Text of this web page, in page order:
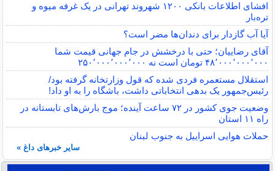
افشای اطلاعات بانکی ۱۲۰۰ شهروند تهرانی در یک غرفه میوه و
تره‌بار
آیا آب گازدار برای دندان‌ها مضر است؟
آقای رضاییان؛ حتی با درخشش در جام جهانی قیمت شما
۴۸٬۰۰۰٬۰۰۰٬۰۰۰ تومان است نه ۲۵۰٬۰۰۰٬۰۰۰٬۰۰۰
استقلال مستعمره فردی شده که قول وزارتخانه گرفته بود/
رئیس‌جمهور یک بدهی انتخاباتی داشت، باشگاه را به او داد!
وضعیت جوی کشور در ۷۲ ساعت آینده؛ موج بارش‌های تابستانه در
راه ۱۱ استان
حملات هوایی اسراییل به جنوب لبنان
سایر خبرهای داغ »